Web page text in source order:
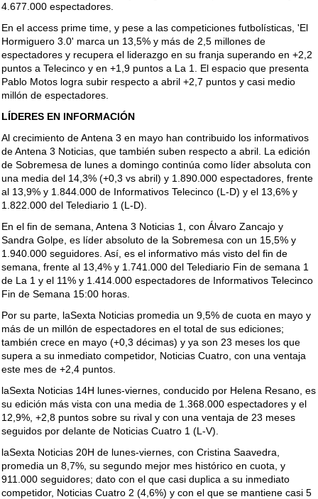
4.677.000 espectadores.
En el access prime time, y pese a las competiciones futbolísticas, 'El
Hormiguero 3.0' marca un 13,5% y más de 2,5 millones de
espectadores y recupera el liderazgo en su franja superando en +2,2
puntos a Telecinco y en +1,9 puntos a La 1. El espacio que presenta
Pablo Motos logra subir respecto a abril +2,7 puntos y casi medio
millón de espectadores.
LÍDERES EN INFORMACIÓN
Al crecimiento de Antena 3 en mayo han contribuido los informativos
de Antena 3 Noticias, que también suben respecto a abril. La edición
de Sobremesa de lunes a domingo continúa como líder absoluta con
una media del 14,3% (+0,3 vs abril) y 1.890.000 espectadores, frente
al 13,9% y 1.844.000 de Informativos Telecinco (L-D) y el 13,6% y
1.822.000 del Telediario 1 (L-D).
En el fin de semana, Antena 3 Noticias 1, con Álvaro Zancajo y
Sandra Golpe, es líder absoluto de la Sobremesa con un 15,5% y
1.940.000 seguidores. Así, es el informativo más visto del fin de
semana, frente al 13,4% y 1.741.000 del Telediario Fin de semana 1
de La 1 y el 11% y 1.414.000 espectadores de Informativos Telecinco
Fin de Semana 15:00 horas.
Por su parte, laSexta Noticias promedia un 9,5% de cuota en mayo y
más de un millón de espectadores en el total de sus ediciones;
también crece en mayo (+0,3 décimas) y ya son 23 meses los que
supera a su inmediato competidor, Noticias Cuatro, con una ventaja
este mes de +2,4 puntos.
laSexta Noticias 14H lunes-viernes, conducido por Helena Resano, es
su edición más vista con una media de 1.368.000 espectadores y el
12,9%, +2,8 puntos sobre su rival y con una ventaja de 23 meses
seguidos por delante de Noticias Cuatro 1 (L-V).
laSexta Noticias 20H de lunes-viernes, con Cristina Saavedra,
promedia un 8,7%, su segundo mejor mes histórico en cuota, y
911.000 seguidores; dato con el que casi duplica a su inmediato
competidor, Noticias Cuatro 2 (4,6%) y con el que se mantiene casi 5